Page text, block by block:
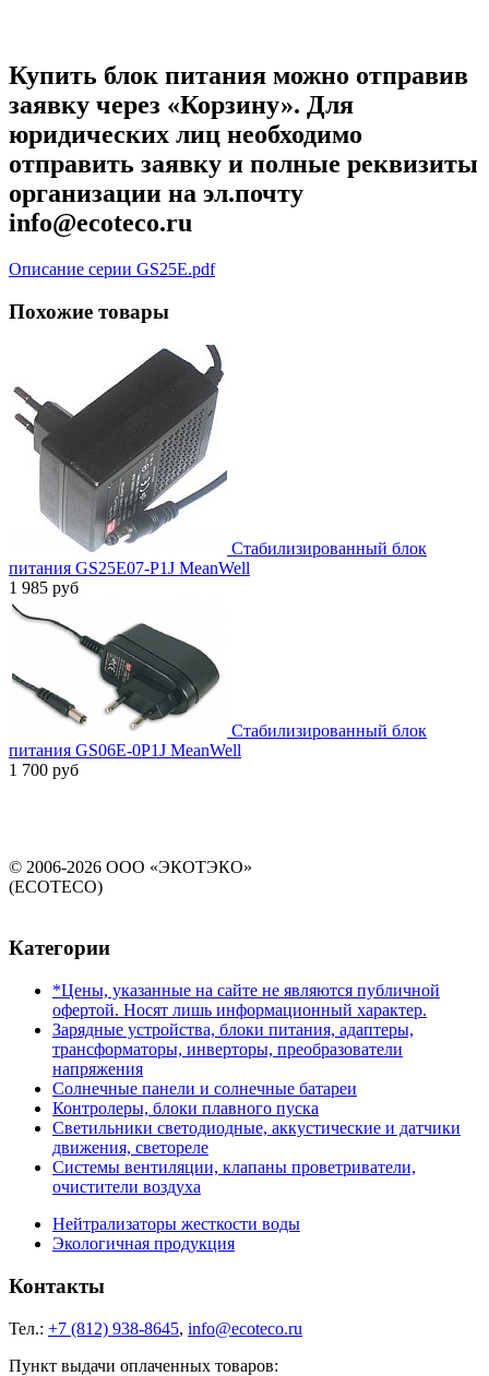
Купить блок питания можно отправив
заявку через «Корзину». Для
юридических лиц необходимо
отправить заявку и полные реквизиты
организации на эл.почту
info@ecoteco.ru
Описание серии GS25E.pdf
Похожие товары
Стабилизированный блок
питания GS25E07-P1J MeanWell
1 985 руб
Стабилизированный блок
питания GS06E-0P1J MeanWell
1 700 руб
© 2006-2026 ООО «ЭКОТЭКО»
(ECOTECO)
Категории
*Цены, указанные на сайте не являются публичной
офертой. Носят лишь информационный характер.
Зарядные устройства, блоки питания, адаптеры,
трансформаторы, инверторы, преобразователи
напряжения
Солнечные панели и солнечные батареи
Контролеры, блоки плавного пуска
Светильники светодиодные, аккустические и датчики
движения, светореле
Системы вентиляции, клапаны проветриватели,
очистители воздуха
Нейтрализаторы жесткости воды
Экологичная продукция
Контакты
Тел.: +7 (812) 938-8645, info@ecoteco.ru
Пункт выдачи оплаченных товаров: